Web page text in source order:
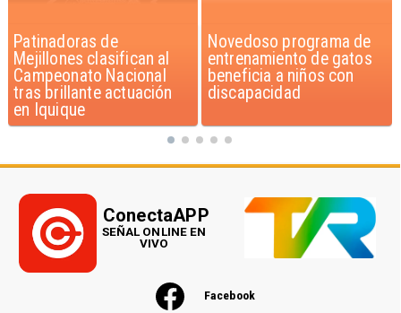
Novedoso programa de
entrenamiento de gatos
beneficia a niños con
discapacidad
Alarmante hábito en
jóvenes de 13 a 15 años
según encuesta del
Minsal
Facebook
ConectaAPP
SEÑAL ONLINE EN
VIVO